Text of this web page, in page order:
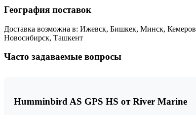
География поставок
Доставка возможна в: Ижевск, Бишкек, Минск,
Новосибирск, Ташкент
Часто задаваемые вопросы
Humminbird AS GPS HS от River Marine